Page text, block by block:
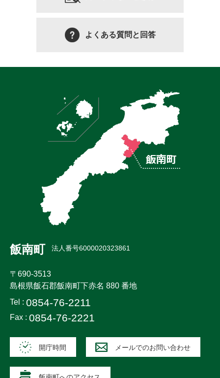
よくある質問と回答
飯南町 法人番号6000020323861
〒690-3513
島根県飯石郡飯南町下赤名 880 番地
Tel : 0854-76-2211
Fax : 0854-76-2221
開庁時間 メールでのお問い合わせ